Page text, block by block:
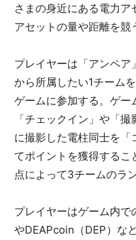
さまの身近にある電力
アセットの量や距離を競
プレイヤーは「アンペ
から所属したい1チーム
ゲームに参加する。ゲー
「チェックイン」や「
に撮影した電柱同士を「
てポイントを獲得するこ
点によって3チームのラ
プレイヤーはゲーム内
やDEAPcoin（DEP）な